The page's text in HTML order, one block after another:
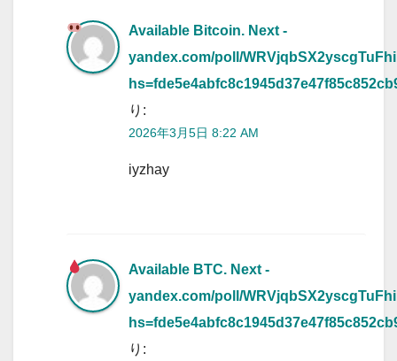
Available Bitcoin. Next -
yandex.com/poll/
り:
2026年3月5日 8:22 AM
iyzhay
Available BTC. Next -
yandex.com/poll/
り: